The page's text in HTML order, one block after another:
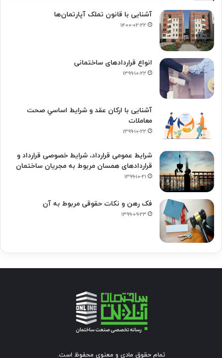
آشنایی با قانون تملک آپارتمان‌ها
۱۴۰۰-۰۲-۲۲
انواع قراردادهای ساختمانی
۱۳۹۹-۱۰-۲۲
آشنایی با ارکان عقد و شرايط اساسي صحت
معاملات
۱۳۹۹-۱۰-۲۲
شرایط عمومی قرارداد، شرایط خصوصی قرارداد و
قراردادهای همسان مربوط به مجریان ساختمان
۱۳۹۹-۱۰-۲۱
فک‌ رهن و نکات حقوقی مربوط به آن
۱۳۹۹-۰۹-۲۳
تمام حقوق مادی و معنوی محفوظ است.